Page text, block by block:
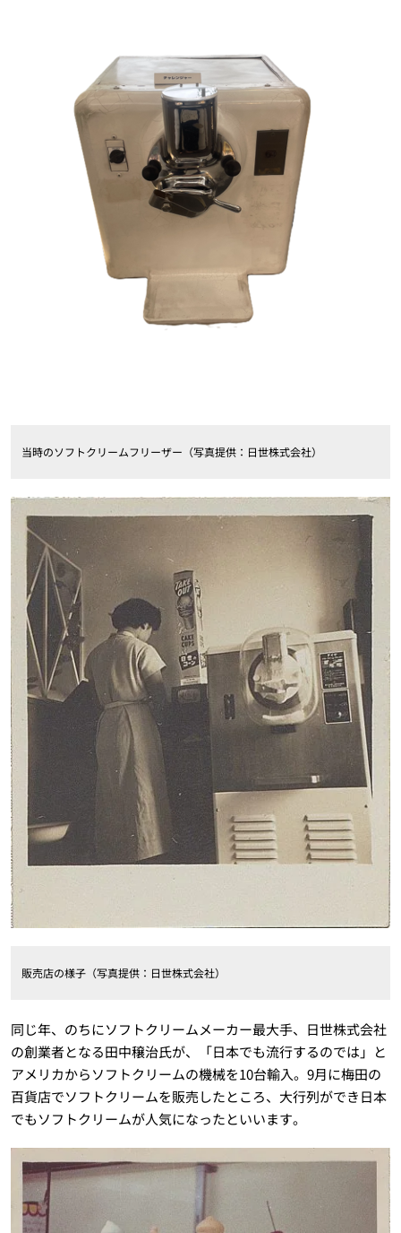
当時のソフトクリームフリーザー（写真提供：日世株式会社）
販売店の様子（写真提供：日世株式会社）
同じ年、のちにソフトクリームメーカー最大手、日世株式会社
の創業者となる田中穣治氏が、「日本でも流行するのでは」と
アメリカからソフトクリームの機械を10台輸入。9月に梅田の
百貨店でソフトクリームを販売したところ、大行列ができ日本
でもソフトクリームが人気になったといいます。